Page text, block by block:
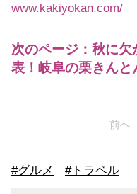
www.kakiyokan.com/
次のページ：秋に
表！岐阜の栗きんと
前へ
#グルメ #トラベル